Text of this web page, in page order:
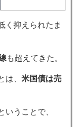
く抑えられたま
も超えてきた。
は、 米国債は売
いうことで、